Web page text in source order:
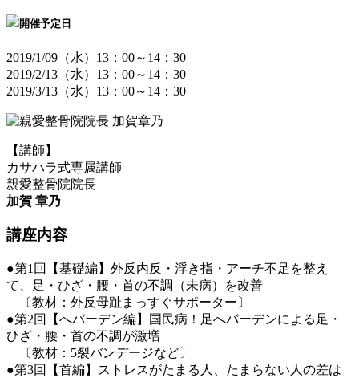
開催予定日
2019/1/09（水）13：00～14：30
2019/2/13（水）13：00～14：30
2019/3/13（水）13：00～14：30
【講師】
カサハラ式専属講師
親愛整骨院院長
加賀 章乃
講座内容
●第1回【基礎編】外反内反・浮き指・アーチ不足を整え
て、足・ひざ・腰・首の不調（未病）を改善
〔教材：外反母趾まっすぐサポーター〕
●第2回【へバーデン編】国民病！足へバーデンによる足・
ひざ・腰・首の不調が激増
〔教材：5裂バンデージなど〕
●第3回【首編】ストレスがたまる人、たまらない人の差は